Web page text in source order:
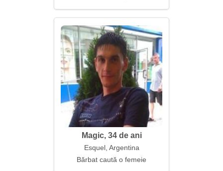
Magic, 34 de ani
Esquel, Argentina
Bărbat caută o femeie